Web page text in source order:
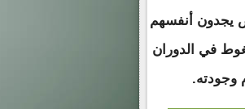
يجدون أنفسهم
في الدوران
وجودته.